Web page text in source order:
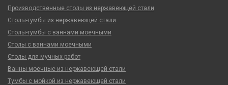
Производственные столы из нержавеющей стали
Столы-тумбы из нержавеющей стали
Столы-тумбы с ваннами моечными
Столы с ваннами моечными
Столы для мучных работ
Ванны моечные из нержавеющей стали
Тумбы с мойкой из нержавеющей стали